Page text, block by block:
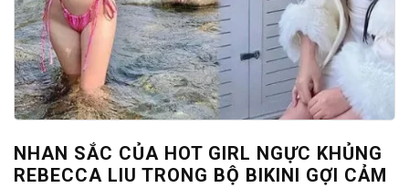
NHAN SẮC CỦA HOT GIRL NGỰC KHỦNG
REBECCA LIU TRONG BỘ BIKINI GỢI CẢM